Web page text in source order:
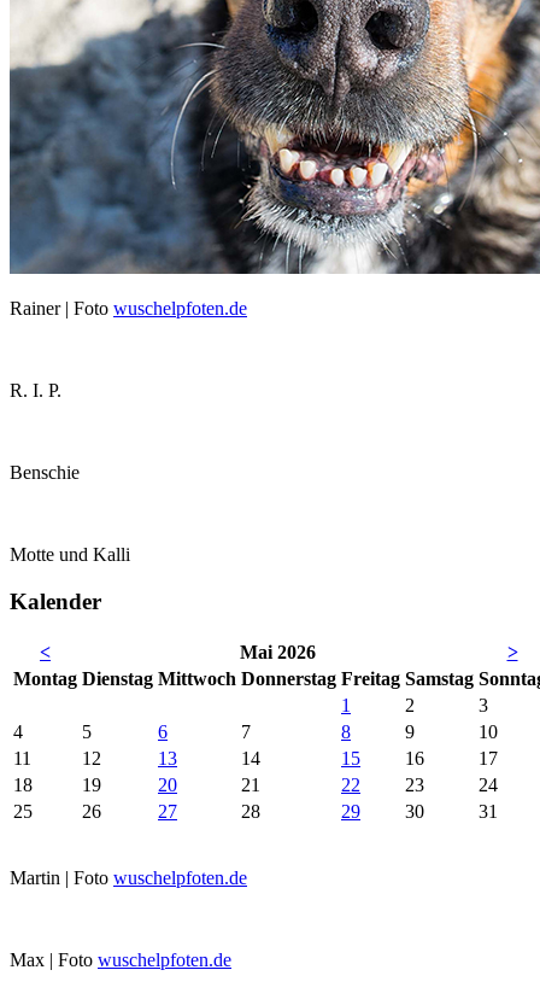
Rainer | Foto wuschelpfoten.de
R. I. P.
Benschie
Motte und Kalli
Kalender
< Mai 2026
>
Montag Dienstag Mittwoch Donnerstag Freitag Samstag So
1
2
3
4
5 6 7 8 9
10
11
12 13 14 15 16
17
18
19 20 21 22 23
24
25
26 27 28 29 30 31
Martin | Foto wuschelpfoten.de
Max | Foto wuschelpfoten.de